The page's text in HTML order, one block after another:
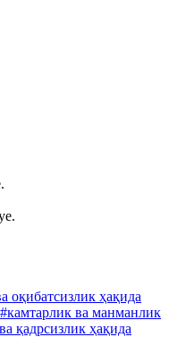
оқибатсизлик ҳақида
#камтарлик ва манманлик
қадрсизлик ҳақида